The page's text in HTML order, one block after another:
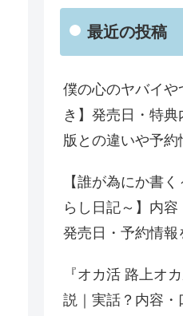
最近の投稿
僕の心のヤバイ
き】発売日・特
版との違いや予約
【誰が為にか書
らし日記～】内容
発売日・予約情報
『オカ活 路上オ
説｜実話？内容